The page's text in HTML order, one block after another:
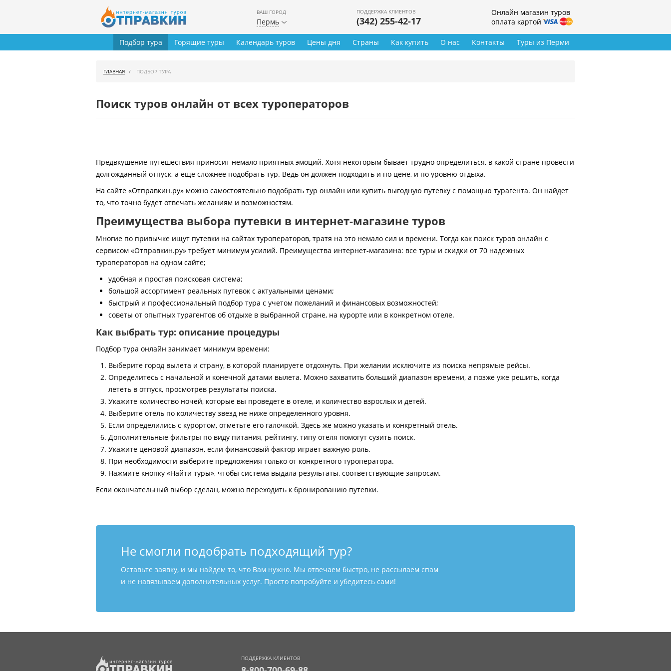
ВАШ ГОРОД
Пермь
ПОДДЕРЖКА КЛИЕНТОВ
(342) 255-42-17
Онлайн магазин туров
оплата картой
Туры из Перми
Подбор тура Горящие туры Календарь туров Цены дня Страны Как купить О нас Контакты
ГЛАВНАЯ ПОДБОР ТУРА
Поиск туров онлайн от всех туроператоров
Предвкушение путешествия приносит немало приятных эмоций. Хотя некоторым бывает трудно определиться, в какой стране провести
долгожданный отпуск, а еще сложнее подобрать тур. Ведь он должен подходить и по цене, и по уровню отдыха.
На сайте «Отправкин.ру» можно самостоятельно подобрать тур онлайн или купить выгодную путевку с помощью турагента. Он найдет
то, что точно будет отвечать желаниям и возможностям.
Преимущества выбора путевки в интернет-магазине туров
Многие по привычке ищут путевки на сайтах туроператоров, тратя на это немало сил и времени. Тогда как поиск туров онлайн с
сервисом «Отправкин.ру» требует минимум усилий. Преимущества интернет-магазина: все туры и скидки от 70 надежных
туроператоров на одном сайте;
удобная и простая поисковая система;
большой ассортимент реальных путевок с актуальными ценами;
быстрый и профессиональный подбор тура с учетом пожеланий и финансовых возможностей;
советы от опытных турагентов об отдыхе в выбранной стране, на курорте или в конкретном отеле.
Как выбрать тур: описание процедуры
Подбор тура онлайн занимает минимум времени:
Выберите город вылета и страну, в которой планируете отдохнуть. При желании исключите из поиска непрямые рейсы.
Определитесь с начальной и конечной датами вылета. Можно захватить больший диапазон времени, а позже уже решить, когда
лететь в отпуск, просмотрев результаты поиска.
Укажите количество ночей, которые вы проведете в отеле, и количество взрослых и детей.
Выберите отель по количеству звезд не ниже определенного уровня.
Если определились с курортом, отметьте его галочкой. Здесь же можно указать и конкретный отель.
Дополнительные фильтры по виду питания, рейтингу, типу отеля помогут сузить поиск.
Укажите ценовой диапазон, если финансовый фактор играет важную роль.
При необходимости выберите предложения только от конкретного туроператора.
Нажмите кнопку «Найти туры», чтобы система выдала результаты, соответствующие запросам.
Если окончательный выбор сделан, можно переходить к бронированию путевки.
Не смогли подобрать подходящий тур?
Оставьте заявку, и мы найдем то, что Вам нужно. Мы отвечаем быстро, не рассылаем спам
и не навязываем дополнительных услуг. Просто попробуйте и убедитесь сами!
ПОДДЕРЖКА КЛИЕНТОВ